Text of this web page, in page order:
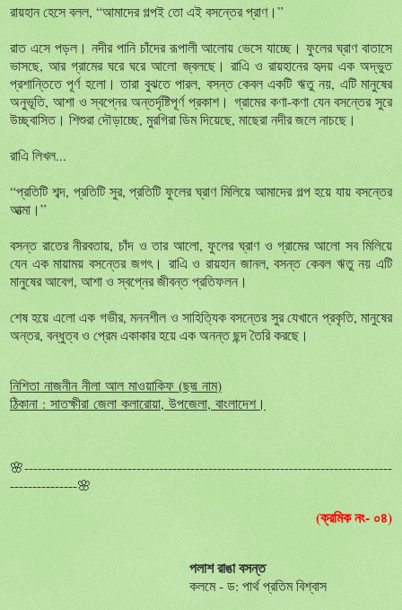
রায়হানহেসেবলল, “আমাদেরগল্পইতোএইবসন্তেরপ্রাণ।”
রাত এসে পড়ল। নদীর পানি চাঁদের রূপালী আলোয় ভেসে যাচ্ছে। ফুলের ঘ্রাণ বাতাসে
ভাসছে,আর গ্রামের ঘরে ঘরে আলো জ্বলছে। রাএি ও রায়হানের হৃদয় এক অদ্ভুত
প্রশান্তিতে পূর্ণ হলো। তারা বুঝতে পারল, বসন্ত কেবল একটি ঋতু নয়, এটি মানুষের
অনুভূতি, আশা ও স্বপ্নের অন্তর্দৃষ্টিপূর্ণ প্রকাশ। গ্রামের কণা-কণা যেন বসন্তের সুরে
উচ্ছ্বাসিত। শিশুরাদৌড়াচ্ছে, মুরগিরাডিমদিয়েছে, মাছেরানদীরজলেনাচছে।
রাএি লিখল...
“প্রতিটি শব্দ, প্রতিটি সুর,প্রতিটি ফুলের ঘ্রাণ মিলিয়ে আমাদের গল্প হয়ে যায় বসন্তের
আত্মা।”
বসন্ত রাতের নীরবতায়, চাঁদ ও তার আলো,ফুলের ঘ্রাণ ও গ্রামের আলো সব মিলিয়ে
যেন এক মায়াময় বসন্তের জগৎ। রাএি ও রায়হান জানল,বসন্ত কেবল ঋতু নয় এটি
মানুষেরআবেগ, আশাও স্বপ্নেরজীবন্তপ্রতিফলন।
শেষ হয়ে এলো এক গভীর,মননশীল ও সাহিত্যিক বসন্তের সুর যেখানে প্রকৃতি,মানুষের
অন্তর, বন্ধুত্বও প্রেমএকাকারহয়েএকঅনন্তছন্দতৈরিকরছে।
নিশিতা নাজনীন নীলা আল মাওয়াকিফ (ছদ্ম নাম)
ঠিকানা : সাতক্ষীরা জেলা কলারোয়া, উপজেলা, বাংলাদেশ।
🌸----------------------------------------------------------------------------------
---------------🌸
(ক্রমিক নং- ০৪)
পলাশ রাঙা বসন্ত
কলমে - ড: পার্থ প্রতিম বিশ্বাস